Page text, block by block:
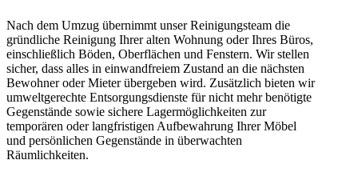
Nach dem Umzug übernimmt unser Reinigungsteam die
gründliche Reinigung Ihrer alten Wohnung oder Ihres Büros,
einschließlich Böden, Oberflächen und Fenstern. Wir stellen
sicher, dass alles in einwandfreiem Zustand an die nächsten
Bewohner oder Mieter übergeben wird. Zusätzlich bieten wir
umweltgerechte Entsorgungsdienste für nicht mehr benötigte
Gegenstände sowie sichere Lagermöglichkeiten zur
temporären oder langfristigen Aufbewahrung Ihrer Möbel
und persönlichen Gegenstände in überwachten
Räumlichkeiten.